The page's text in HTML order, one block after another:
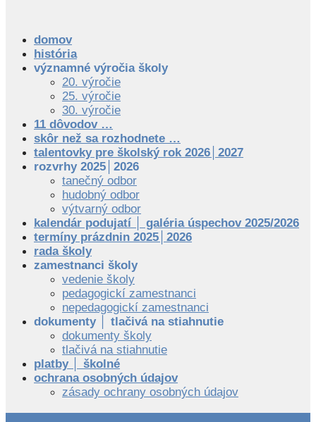
domov
história
významné výročia školy
20. výročie
25. výročie
30. výročie
11 dôvodov …
skôr než sa rozhodnete …
talentovky pre školský rok 2026│2027
rozvrhy 2025│2026
tanečný odbor
hudobný odbor
výtvarný odbor
kalendár podujatí │ galéria úspechov 2025/2026
termíny prázdnin 2025│2026
rada školy
zamestnanci školy
vedenie školy
pedagogickí zamestnanci
nepedagogickí zamestnanci
dokumenty │ tlačivá na stiahnutie
dokumenty školy
tlačivá na stiahnutie
platby │ školné
ochrana osobných údajov
zásady ochrany osobných údajov